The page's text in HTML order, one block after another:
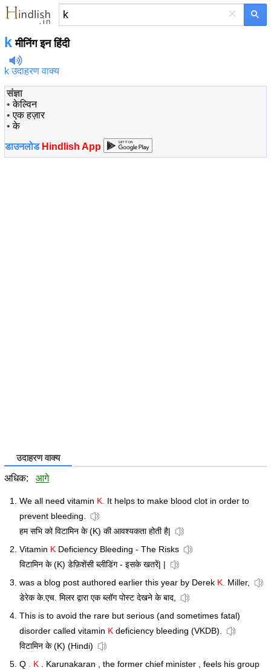
×
k मीनिंग इन हिंदी
k उदाहरण वाक्य
संज्ञा
•केल्विन
•एक हज़ार
•के
डाउनलोड Hindlish App
उदाहरण वाक्य
अधिक: आगे
We all need vitamin K. It helps to make blood clot in order to
prevent bleeding.
हम सभि को विटामिन के (K) की आवश्यकता होती है|
Vitamin K Deficiency Bleeding - The Risks
विटामिन के (K) डेफ़िशेंसी ब्लीडिंग - इसके खतरें| |
was a blog post authored earlier this year by Derek K. Miller,
डेरेक के.एच. मिलर द्वारा एक ब्लॉग पोस्ट देखने के बाद,
This is to avoid the rare but serious (and sometimes fatal)
disorder called vitamin K deficiency bleeding (VKDB).
विटामिन के (K) (Hindi)
Q . K . Karunakaran , the former chief minister , feels his group